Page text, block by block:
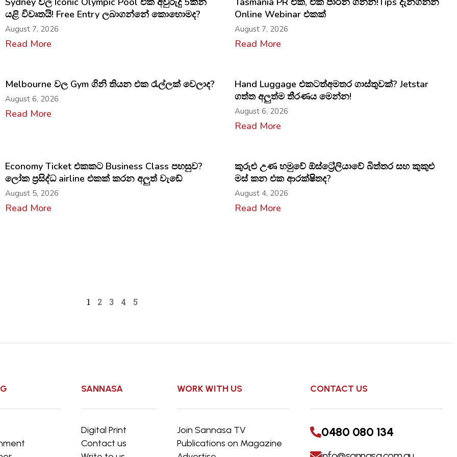
යළි විවෘතයි! Free Entry ලබාගන්නේ කොහොමද?
August 7, 2026
Read More
Online Webinar එකක්
August 7, 2026
Read More
Melbourne වල Gym ගිනි තියන එක රැල්ලක් වෙලාද?
August 6, 2026
Read More
Hand Luggage එකටත්අමතර ගාස්තුවක්? Jetstar
ගත්ත අලුත්ම තීරණය මෙන්න!
August 6, 2026
Read More
Economy Ticket එකකට Business Class පහසුව?
ලෝක ප්‍රසිද්ධ airline එකක් කරන අලුත් වැඩේ
August 5, 2026
Read More
කුරුළු උණ හමුවේ ඕස්ට්‍රේලියාවේ බිත්තර සහ කුකුළු
මස් කන එක ආරක්ෂිතද?
August 4, 2026
Read More
1 2 3 4 5
SANNASA
Digital Print
Contact us
WORK WITH US
Join Sannasa TV
Publications on Magazine
CONTACT US
0480 080 134